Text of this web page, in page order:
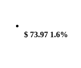
$ 73.97 1.6%